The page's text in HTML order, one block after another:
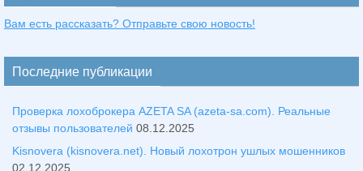
Вам есть рассказать? Отправьте свою новость!
Последние публикации
Проверка лохоброкера AZETA SA (azeta-sa.com). Реальные
отзывы пользователей 08.12.2025
Kisnovera (kisnovera.net). Новый лохотрон ушлых мошенников
02.12.2025